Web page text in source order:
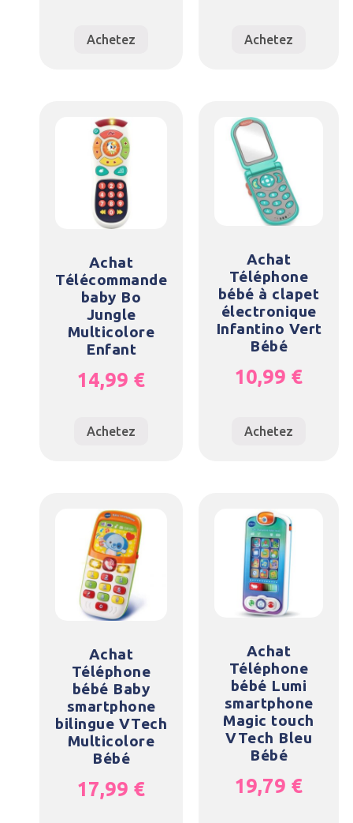
Achetez Achetez
Achat
Télécommande
baby Bo
Jungle
Multicolore
Enfant
14,99 €
Achetez
Achat
Téléphone
bébé à clapet
électronique
Infantino Vert
Bébé
10,99 €
Achetez
Achat
Téléphone
bébé Baby
smartphone
bilingue VTech
Multicolore
Bébé
17,99 €
Achat
Téléphone
bébé Lumi
smartphone
Magic touch
VTech Bleu
Bébé
19,79 €